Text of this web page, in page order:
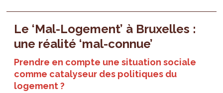
Le ‘Mal-Logement’ à Bruxelles :
une réalité ‘mal-connue’
Prendre en compte une situation sociale
comme catalyseur des politiques du
logement ?